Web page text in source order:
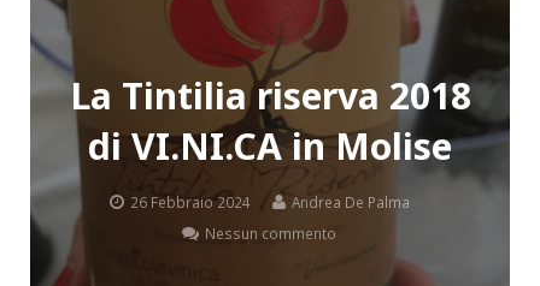
cosa BERE
dove MANGIARE
cosa CUCINARE
dove ANDARE
Punti di vista e approfondimenti
La Tintilia riserva 2018
di VI.NI.CA in Molise
26 Febbraio 2024
Andrea De Palma
Nessun commento